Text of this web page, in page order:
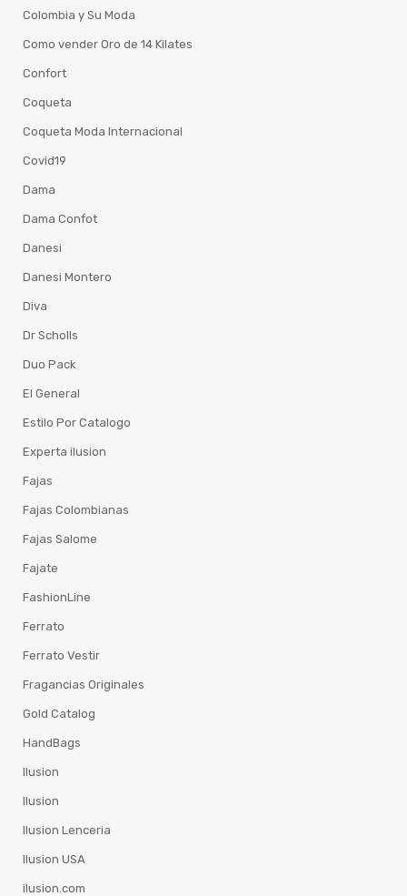
Colombia y Su Moda
Como vender Oro de 14 Kilates
Confort
Coqueta
Coqueta Moda Internacional
Covid19
Dama
Dama Confot
Danesi
Danesi Montero
Diva
Dr Scholls
Duo Pack
El General
Estilo Por Catalogo
Experta ilusion
Fajas
Fajas Colombianas
Fajas Salome
Fajate
FashionLine
Ferrato
Ferrato Vestir
Fragancias Originales
Gold Catalog
HandBags
Ilusion
Ilusion
Ilusion Lenceria
Ilusion USA
ilusion.com